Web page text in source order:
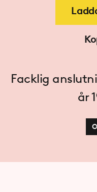
Facklig
år